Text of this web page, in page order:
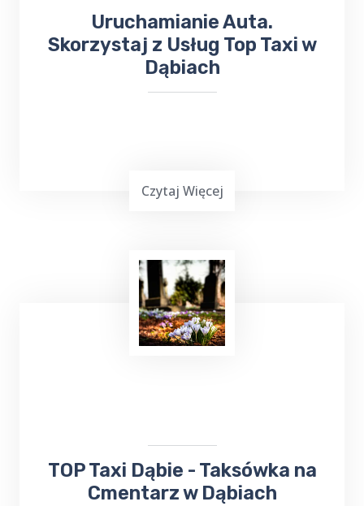
Uruchamianie Auta.
Skorzystaj z Usług Top Taxi w
Dąbiach
Uruchamianie autaz TOP Taxi Dąbie,
zarówno przy użyciu kabli, jak i dodatkowego
Czytaj Więcej
​TOP Taxi Dąbie - Taksówka na
Cmentarz w Dąbiach